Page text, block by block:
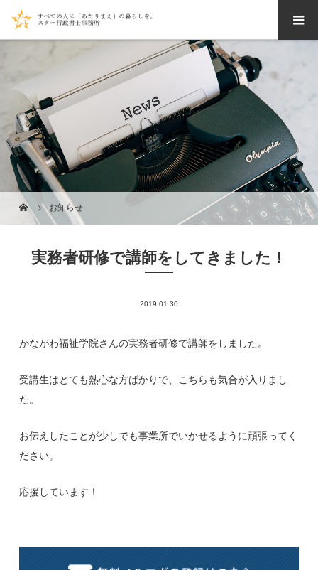
お知らせ
実務者研修で講師をしてきました！
2019.01.30
かながわ福祉学院さんの実務者研修で講師をしました。
受講生はとても熱心な方ばかりで、こちらも気合が入りまし
た。
お伝えしたことが少しでも事業所でいかせるように頑張ってく
ださい。
応援しています！